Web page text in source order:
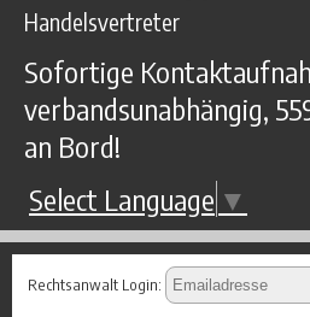
Handelsvertreter
Sofortige
verbandsunabhängig,
an Bord!
Select Language ▼
Rechtsanwalt Login: